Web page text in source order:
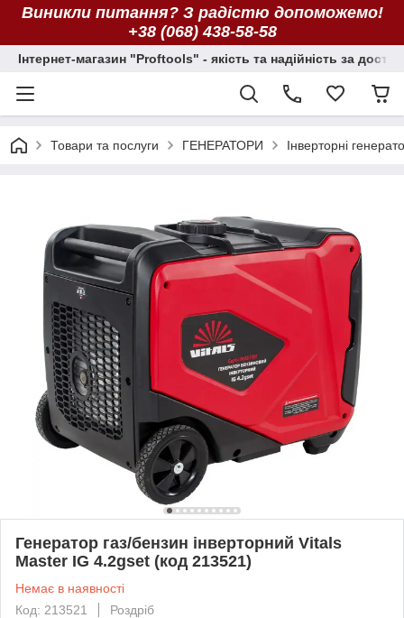
Виникли питання? З радістю допоможемо!
+38 (068) 438-58-58
Інтернет-магазин "Proftools" - якість та надійність за
Товари та послуги ГЕНЕРАТОРИ Інверторні
Генератор газ/бензин інверторний Vitals
Master IG 4.2gset (код 213521)
Немає в наявності
Код: 213521
Роздріб